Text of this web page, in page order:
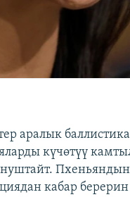
аралык
күчөтүү
Пхеньяндын
кабар